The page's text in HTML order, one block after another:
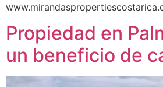
Propiedad en
un beneficio de